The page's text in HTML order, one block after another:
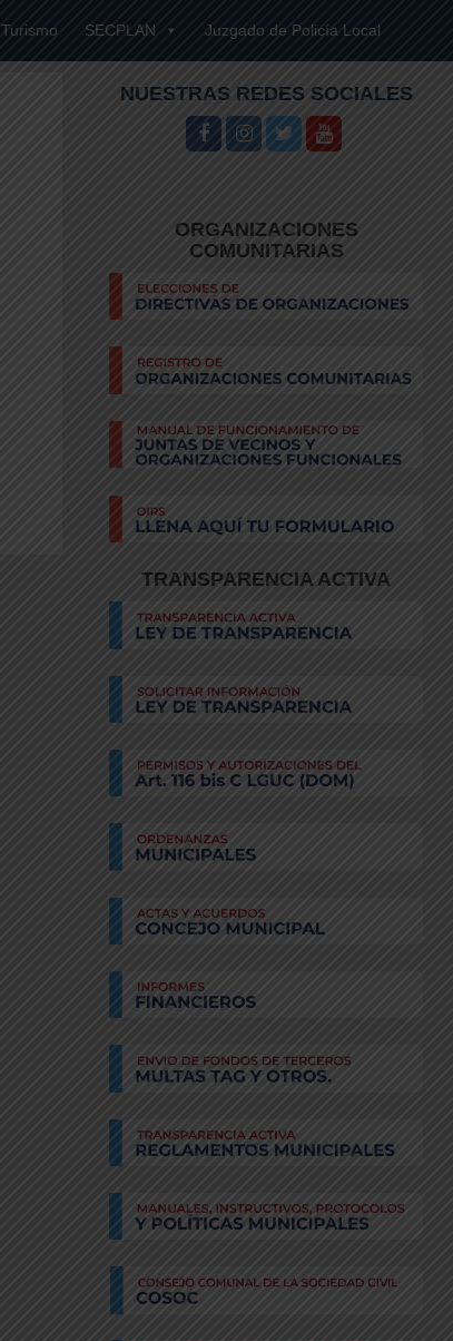
Turismo SECPLAN Juzgado de Policía Local
NUESTRAS REDES SOCIALES
ORGANIZACIONES
COMUNITARIAS
TRANSPARENCIA ACTIVA